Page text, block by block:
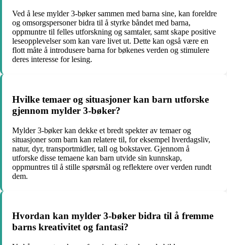
Ved å lese mylder 3-bøker sammen med barna sine, kan foreldre
og omsorgspersoner bidra til å styrke båndet med barna,
oppmuntre til felles utforskning og samtaler, samt skape positive
leseopplevelser som kan vare livet ut. Dette kan også være en
flott måte å introdusere barna for bøkenes verden og stimulere
deres interesse for lesing.
Hvilke temaer og situasjoner kan barn utforske
gjennom mylder 3-bøker?
Mylder 3-bøker kan dekke et bredt spekter av temaer og
situasjoner som barn kan relatere til, for eksempel hverdagsliv,
natur, dyr, transportmidler, tall og bokstaver. Gjennom å
utforske disse temaene kan barn utvide sin kunnskap,
oppmuntres til å stille spørsmål og reflektere over verden rundt
dem.
Hvordan kan mylder 3-bøker bidra til å fremme
barns kreativitet og fantasi?